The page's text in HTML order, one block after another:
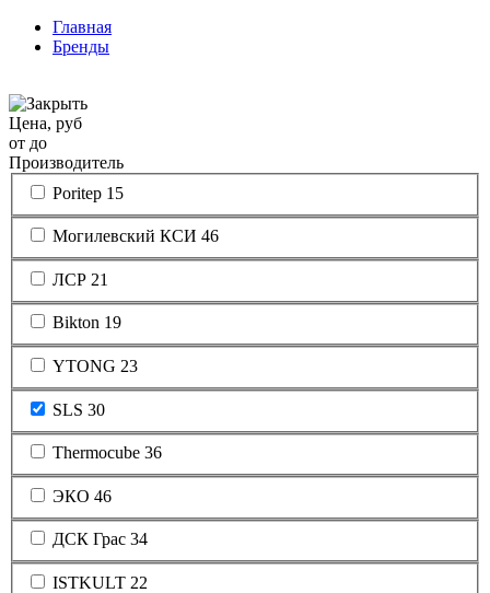
Главная
Бренды
Цена, руб
от до
Производитель
Poritep 15
Могилевский КСИ 46
ЛСР 21
Bikton 19
YTONG 23
SLS 30
Thermocube 36
ЭКО 46
ДСК Грас 34
ISTKULT 22